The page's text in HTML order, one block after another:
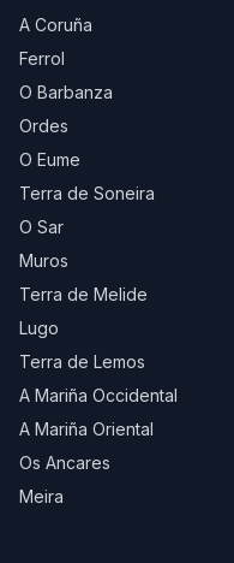
A Coruña
Ferrol
O Barbanza
Ordes
O Eume
Terra de Soneira
O Sar
Muros
Terra de Melide
Lugo
Terra de Lemos
A Mariña Occidental
A Mariña Oriental
Os Ancares
Meira